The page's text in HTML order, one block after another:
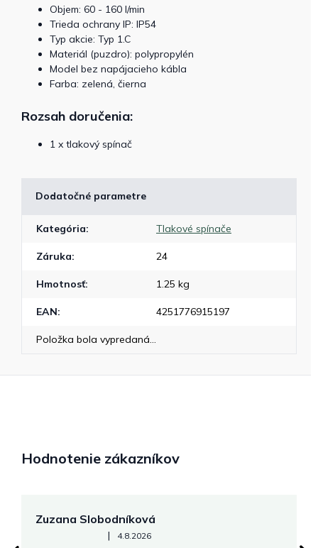
Objem: 60 - 160 l/min
Trieda ochrany IP: IP54
Typ akcie: Typ 1.C
Materiál (puzdro): polypropylén
Model bez napájacieho kábla
Farba: zelená, čierna
Rozsah doručenia:
1 x tlakový spínač
Dodatočné parametre
Kategória: Tlakové spínače
Záruka: 24
Hmotnosť: 1.25 kg
EAN: 4251776915197
Položka bola vypredaná…
Hodnotenie zákazníkov
Zuzana Slobodníková
Hodnotenie obchodu je 5 z 5 hviezdičiek.
| 4.8.2026